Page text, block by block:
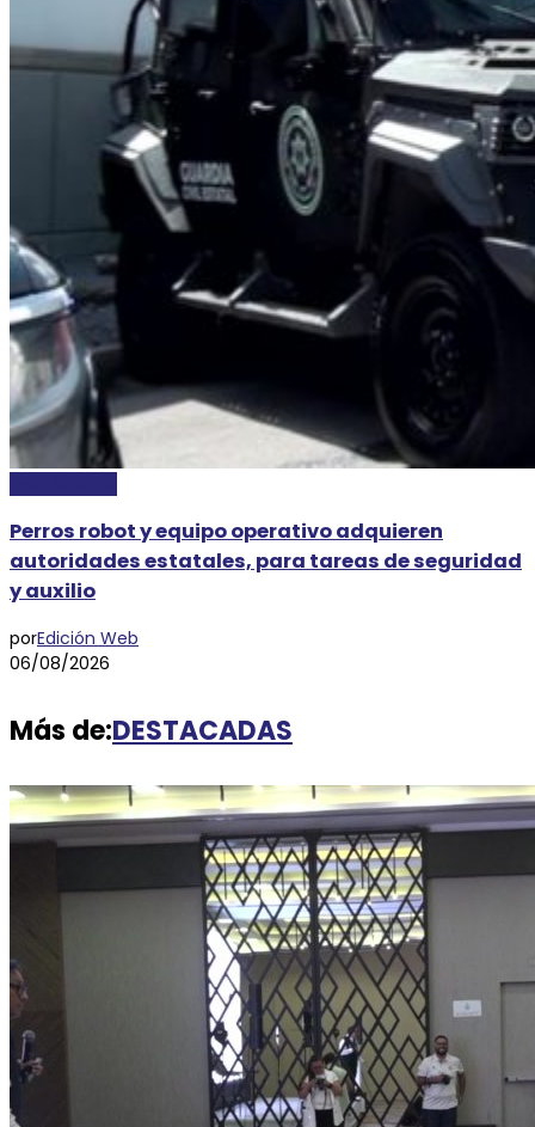
Perros robot y equipo operativo adquieren
autoridades estatales, para tareas de seguridad
y auxilio
porEdición Web
06/08/2026
Más de:DESTACADAS